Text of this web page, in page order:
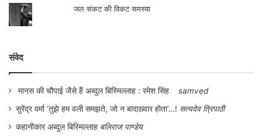
जल संकट की विकट समस्या
संवेद
मानस की चौपाई जैसे हैं अब्दुल बिस्मिल्लाह : रमेश सिंह
samved
सुरेंद्र वर्मा ‘तुझे हम वली समझते, जो न बादाख़्वार होता’…! सत्यदेव त्रिपाठी
कहानीकार अब्दुल बिस्मिल्लाह बलिराज पाण्डेय